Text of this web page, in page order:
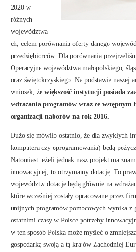
2020 w
różnych
województwa
ch, celem porównania oferty danego
przedsiębiorców. Dla porównania
Operacyjne województwa małopolskiego,
oraz świętokrzyskiego. Na podstawie naszej
wniosek, żewiększość instytucji posiada
wdrażania programów wraz ze wstępnym
organizacji naborów na rok 2016.
Dużo się mówiło ostatnio, że dla zwykłych
komputera czy oprogramowania) będą
Natomiast jeżeli jednak nasz projekt ma
innowacyjnej, to otrzymamy dotację. To
województw dotacje będą głównie na
które wcześniej zostały opracowane przez
unijnych programów pomocowych wynika z
ostatnimi czasy w Polsce potrzeby
w ten sposób Polska może myśleć o
gospodarką swoją a tą krajów Zachodniej